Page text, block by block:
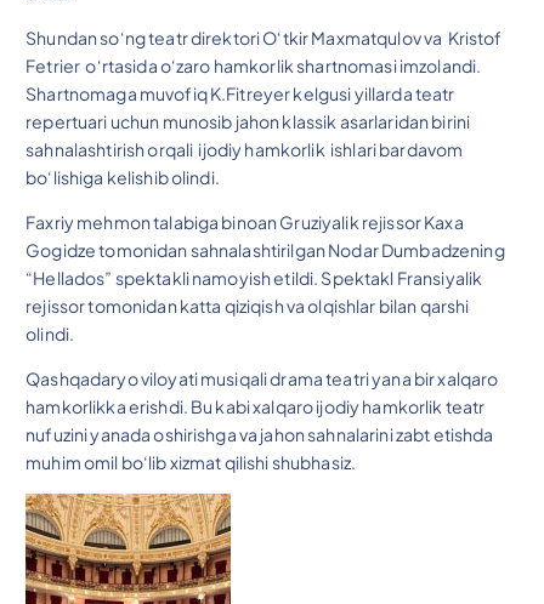
Shundan so‘ng teatr direktori O‘tkir Maxmatqulov va Kristof
Fetrier o‘rtasida o‘zaro hamkorlik shartnomasi imzolandi.
Shartnomaga muvofiq K.Fitreyer kelgusi yillarda teatr
repertuari uchun munosib jahon klassik asarlaridan birini
sahnalashtirish orqali ijodiy hamkorlik ishlari bardavom
bo‘lishiga kelishib olindi.
Faxriy mehmon talabiga binoan Gruziyalik rejissor Kaxa
Gogidze tomonidan sahnalashtirilgan Nodar Dumbadzening
“Hellados” spektakli namoyish etildi. Spektakl Fransiyalik
rejissor tomonidan katta qiziqish va olqishlar bilan qarshi
olindi.
Qashqadaryo viloyati musiqali drama teatri yana bir xalqaro
hamkorlikka erishdi. Bu kabi xalqaro ijodiy hamkorlik teatr
nufuzini yanada oshirishga va jahon sahnalarini zabt etishda
muhim omil bo‘lib xizmat qilishi shubhasiz.